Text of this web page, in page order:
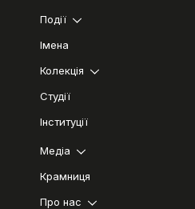
Події
Імена
Колекція
Студії
Інституції
Медіа
Крамниця
Про нас